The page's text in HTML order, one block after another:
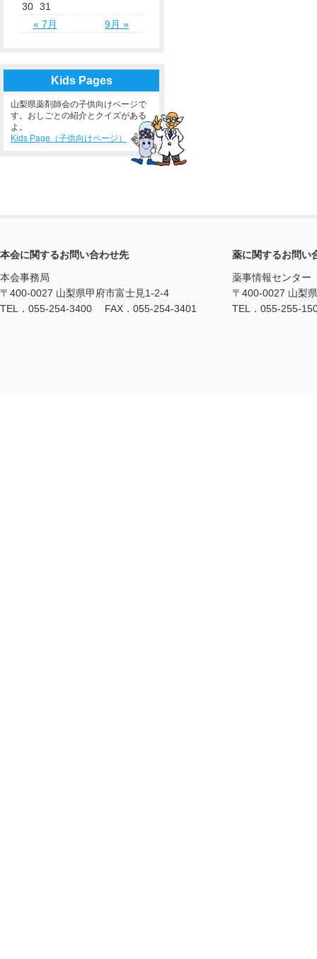
30 31
« 7月
9月 »
Kids Pages
山梨県薬剤師会の子供向けページで
す。おしごとの紹介とクイズがある
よ。
Kids Page（子供向けページ）
本会に関するお問い合わせ先
本会事務局
〒400-0027 山梨県甲府市富士見1-2-4
TEL．055-254-3400 FAX．055-254-3401
薬に関するお問い
薬事情報センター
〒400-0027 山梨
TEL．055-255-